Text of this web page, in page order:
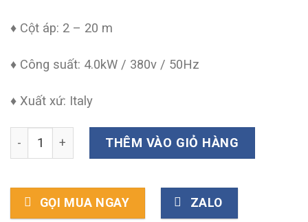
♦ Cột áp: 2 – 20 m
♦ Công suất: 4.0kW / 380v / 50Hz
♦ Xuất xứ: Italy
Máy bơm chìm Conforto KV 550/65-2T số lượng
THÊM VÀO GIỎ HÀNG
GỌI MUA NGAY ZALO